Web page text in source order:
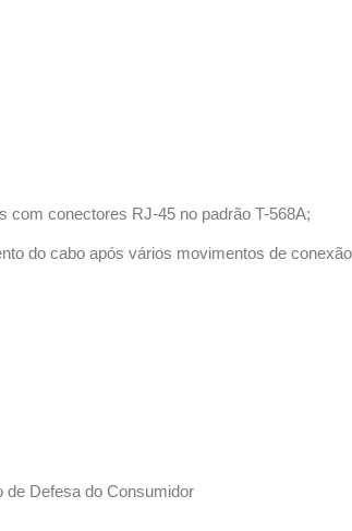
com conectores RJ-45 no padrão T-568A;
do cabo após vários movimentos de
de Defesa do Consumidor